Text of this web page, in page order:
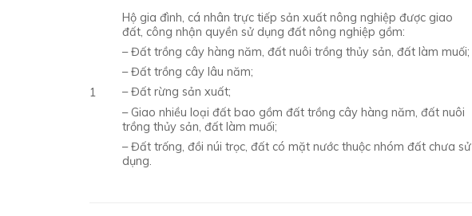
1
Hộ gia đình, cá nhân trực tiếp sản xuất nông nghiệp được giao
đất, công nhận quyền sử dụng đất nông nghiệp gồm:
– Đất trồng cây hàng năm, đất nuôi trồng thủy sản, đất làm muối;
– Đất trồng cây lâu năm;
– Đất rừng sản xuất;
– Giao nhiều loại đất bao gồm đất trồng cây hàng năm, đất nuôi
trồng thủy sản, đất làm muối;
– Đất trống, đồi núi trọc, đất có mặt nước thuộc nhóm đất chưa sử
dụng.